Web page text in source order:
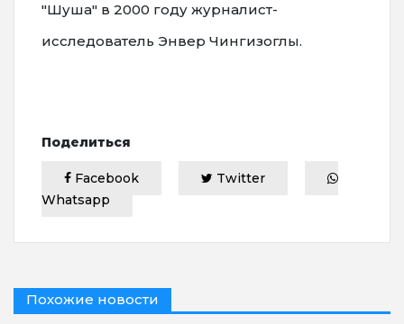
"Шуша" в 2000 году журналист-
исследователь Энвер Чингизоглы.
Поделиться
Facebook
Twitter
Whatsapp
Похожие новости